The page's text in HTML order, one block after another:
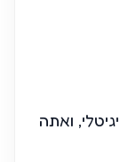
ואתה